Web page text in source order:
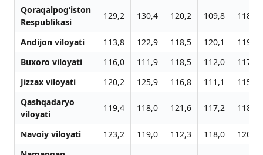
Qoraqalpog‘iston
Respublikasi
129,2 130,4 120,2 109,8 118,7
Andijon viloyati 113,8 122,9 118,5 120,1
119,5
Buxoro viloyati
116,0 111,9 118,5 112,0
117,6
Jizzax viloyati
120,2 125,9 116,8 111,1
115,9
Qashqadaryo
viloyati
119,4 118,0 121,6 117,2 118,1
Navoiy viloyati 123,2 119,0 112,3 118,0
120,5